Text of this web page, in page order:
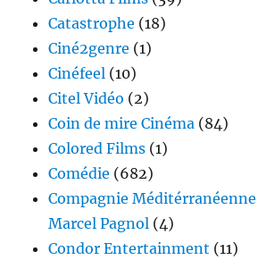
Catastrophe (18)
Ciné2genre (1)
Cinéfeel (10)
Citel Vidéo (2)
Coin de mire Cinéma (84)
Colored Films (1)
Comédie (682)
Compagnie
Marcel Pagnol (4)
Condor Entertainment (11)